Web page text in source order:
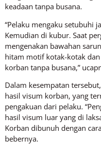
keadaan tanpa busana.
“Pelaku mengaku setubuhi
Kemudian di kubur. Saat
mengenakan bawahan
hitam motif kotak-kotak
korban tanpa busana,”
Dalam kesempatan
hasil visum korban, yang
pengakuan dari pelaku.
hasil visum luar yang di
Korban dibunuh dengan
bebernya.